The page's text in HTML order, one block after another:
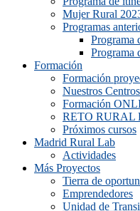
Mujer Rural
Programas
Programa
Programa
Formación
Formación
Nuestros
Formación
RETO RURAL
Próximos cursos
Madrid Rural Lab
Actividades
Más Proyectos
Tierra de
Emprendedores
Unidad de